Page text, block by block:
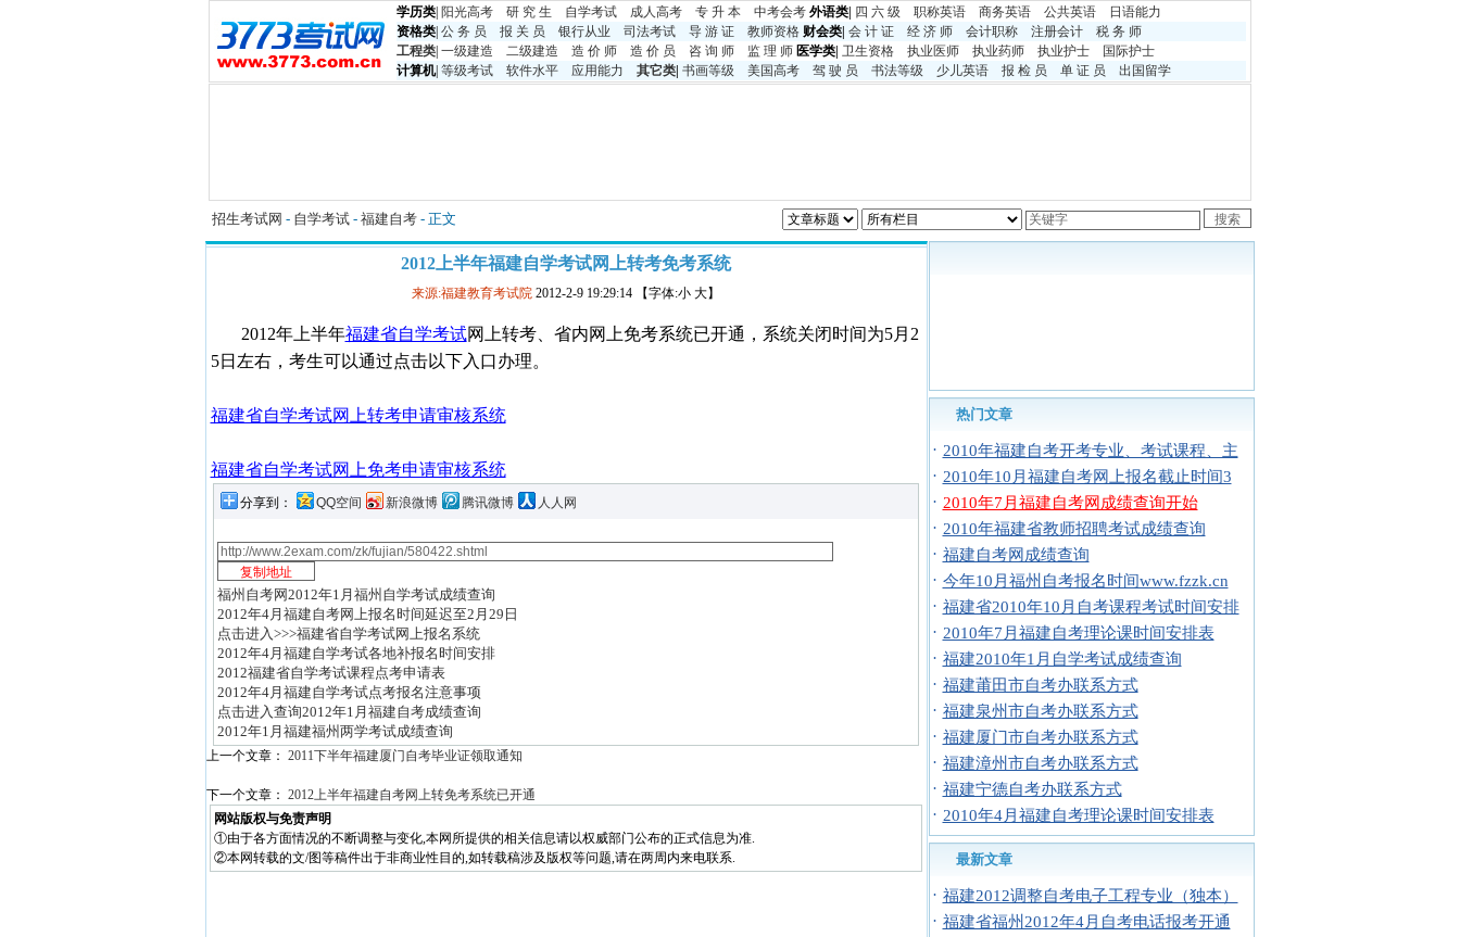
学历类 阳光高考 研 究 生 自学考试 成人高考 专 升 本 中考会考 外语类| 四 六 级 职称英语 商务英语 公共英语
日语能力
资格类 公 务 员 报 关 员 银行从业 司法考试 导 游 证 教师资格 财会类| 会 计 证 经 济 师 会计职称 注册会计
税 务 师
工程类 一级建造 二级建造 造 价 师 造 价 员 咨 询 师 监 理 师 医学类| 卫生资格 执业医师 执业药师 执业护士
国际护士
计算机| 等级考试 软件水平 应用能力 其它类 书画等级 美国高考 驾 驶 员 书法等级 少儿英语 报 检 员 单 证 员 出国留学
招生考试网 - 自学考试 - 福建自考 - 正文
2012上半年福建自学考试网上转考免考系统
来源:福建教育考试院 2012-2-9 19:29:14 【字体:小 大】
2012年上半年福建省自学考试网上转考、省内网上免考系统已开通，系统关闭时间为5月2
5日左右，考生可以通过点击以下入口办理。
福建省自学考试网上转考申请审核系统
福建省自学考试网上免考申请审核系统
分享到： QQ空间 新浪微博 腾讯微博 人人网
福州自考网2012年1月福州自学考试成绩查询
2012年4月福建自考网上报名时间延迟至2月29日
点击进入>>>福建省自学考试网上报名系统
2012年4月福建自学考试各地补报名时间安排
2012福建省自学考试课程点考申请表
2012年4月福建自学考试点考报名注意事项
点击进入查询2012年1月福建自考成绩查询
2012年1月福建福州两学考试成绩查询
上一个文章： 2011下半年福建厦门自考毕业证领取通知
下一个文章： 2012上半年福建自考网上转免考系统已开通
网站版权与免责声明
①由于各方面情况的不断调整与变化,本网所提供的相关信息请以权威部门公布的正式信息为准.
②本网转载的文/图等稿件出于非商业性目的,如转载稿涉及版权等问题,请在两周内来电联系.
热门文章
· 2010年福建自考开考专业、考试课程、主
· 2010年10月福建自考网上报名截止时间3
· 2010年7月福建自考网成绩查询开始
· 2010年福建省教师招聘考试成绩查询
· 福建自考网成绩查询
· 今年10月福州自考报名时间www.fzzk.cn
· 福建省2010年10月自考课程考试时间安排
· 2010年7月福建自考理论课时间安排表
· 福建2010年1月自学考试成绩查询
· 福建莆田市自考办联系方式
· 福建泉州市自考办联系方式
· 福建厦门市自考办联系方式
· 福建漳州市自考办联系方式
· 福建宁德自考办联系方式
· 2010年4月福建自考理论课时间安排表
最新文章
· 福建2012调整自考电子工程专业（独本）
· 福建省福州2012年4月自考电话报考开通